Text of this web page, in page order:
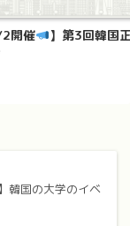
2開催
】第3回韓国
韓国の大学のイベ